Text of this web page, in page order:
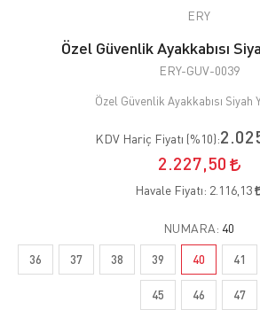
ERY
Özel Güvenlik Ayakkabısı
ERY-GUV-0039
Özel Güvenlik Ayakkabısı Siyah
KDV Hariç Fiyatı (%10):
2.227,50
Havale Fiyatı: 2.116,13
NUMARA: 40
36 37 38 39 40 41
45 46 47